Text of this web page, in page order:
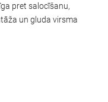
pret salocīšanu,
un gluda virsma